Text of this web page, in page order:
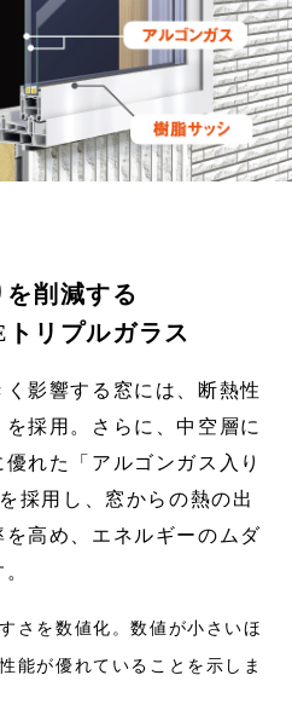
削減する
リプルガラス
影響する窓には、断熱性
採用。さらに、中空層に
れた「アルゴンガス入り
採用し、窓からの熱の出
高め、エネルギーのムダ
さを数値化。数値が小さいほ
能が優れていることを示しま